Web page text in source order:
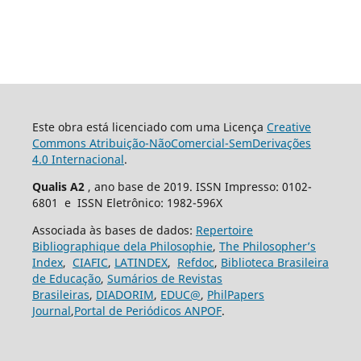
Este obra está licenciado com uma Licença Creative
Commons Atribuição-NãoComercial-SemDerivações
4.0 Internacional.
Qualis A2 , ano base de 2019. ISSN Impresso: 0102-
6801 e ISSN Eletrônico: 1982-596X
Associada às bases de dados: Repertoire
Bibliographique dela Philosophie, The Philosopher’s
Index, CIAFIC, LATINDEX, Refdoc, Biblioteca Brasileira
de Educação, Sumários de Revistas
Brasileiras, DIADORIM, EDUC@, PhilPapers
Journal,Portal de Periódicos ANPOF.